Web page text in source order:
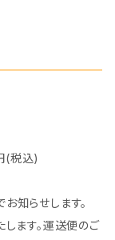
(税込)
知らせします。
ます。運送便のご